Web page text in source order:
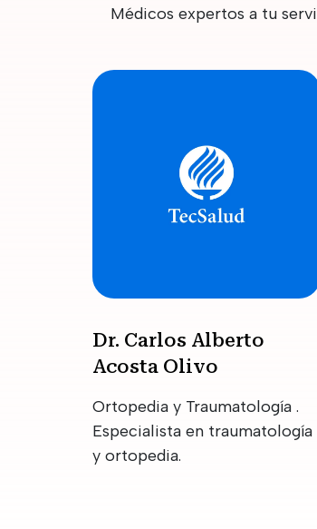
Médicos expertos a tu
Dr. Carlos Alberto
Acosta Olivo
Ortopedia y Traumatología .
Especialista en traumatología
y ortopedia.